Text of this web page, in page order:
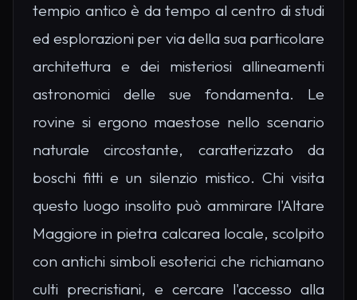
tempio antico è da tempo al centro di studi
ed esplorazioni per via della sua particolare
architettura e dei misteriosi allineamenti
astronomici delle sue fondamenta. Le
rovine si ergono maestose nello scenario
naturale circostante, caratterizzato da
boschi fitti e un silenzio mistico. Chi visita
questo luogo insolito può ammirare l'Altare
Maggiore in pietra calcarea locale, scolpito
con antichi simboli esoterici che richiamano
culti precristiani, e cercare l'accesso alla